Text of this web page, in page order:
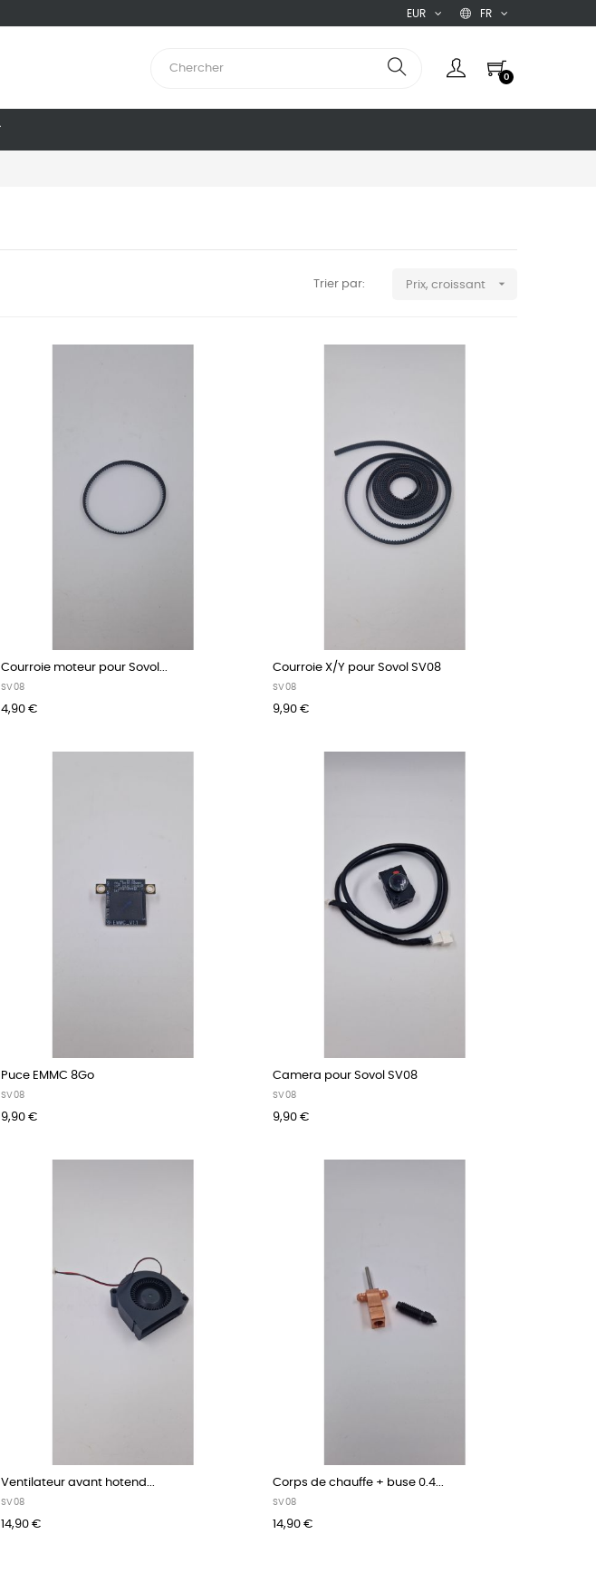
FR
EUR
0
Trier par: Prix, croissant 
Courroie moteur pour Sovol...
SV08
4,90 €
Courroie X/Y pour Sovol SV08
SV08
9,90 €
Puce EMMC 8Go
SV08
9,90 €
Camera pour Sovol SV08
SV08
9,90 €
Ventilateur avant hotend...
SV08
14,90 €
Corps de chauffe + buse 0.4...
SV08
14,90 €